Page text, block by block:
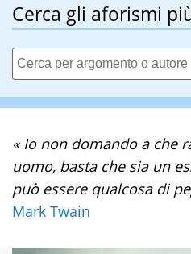
Cerca gli aforismi
« Io non domando a che
uomo, basta che sia un
può essere qualcosa di
Mark Twain